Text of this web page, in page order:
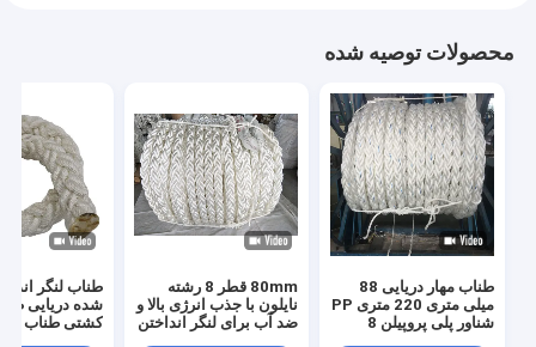
محصولات توصیه شده
طناب مهار دریایی 88
میلی متری 220 متری PP
شناور پلی پروپیلن 8
80mm قطر 8 رشته
نایلون با جذب انرژی بالا و
ضد آب برای لنگر انداختن
طناب لنگر
شده دریایی